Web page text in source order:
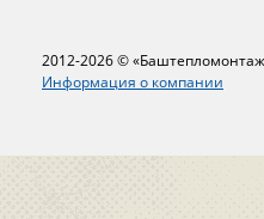
2012-2026 ©
Информация о компании